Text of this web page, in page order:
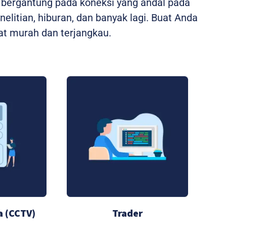
hiburan, dan banyak lagi. Buat Anda
murah dan terjangkau.
Trader